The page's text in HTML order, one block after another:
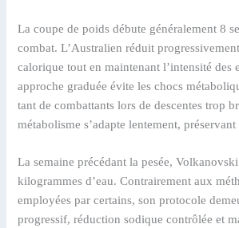
La coupe de poids débute généralement 8
combat. L’Australien réduit
calorique tout en maintenant l’intensité des
approche graduée évite les chocs
tant de combattants lors de descentes trop
métabolisme s’adapte lentement,
La semaine précédant la pesée,
kilogrammes d’eau. Contrairement aux
employées par certains, son protocole
progressif, réduction sodique contrôlée et